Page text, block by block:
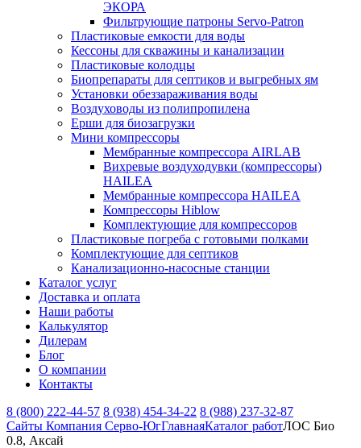
ЭКОРА
Фильтрующие патроны Servo-Patron
Пластиковые емкости для воды
Кессоны для скважины и канализации
Пластиковые колодцы
Биопрепараты для септиков и выгребных ям
Установки обеззараживания воды
Воздуховоды из полипропилена
Ерши для биозагрузки
Мини компрессоры
Мембранные компрессора AIRLAB
Вихревые воздуходувки (компрессоры)
HAILEA
Мембранные компрессора HAILEA
Компрессоры Hiblow
Комплектующие для компрессоров
Пластиковые погреба с готовыми полками
Комплектующие для септиков
Канализационно-насосные станции
Каталог услуг
Доставка и оплата
Наши работы
Калькулятор
Дилерам
Блог
О компании
Контакты
8 (800) 222-44-57 8 (938) 454-34-22 8 (988) 237-32-87
Сайты Компания Серво-ЮгГлавнаяКаталог работЛОС Био
0.8, Аксай